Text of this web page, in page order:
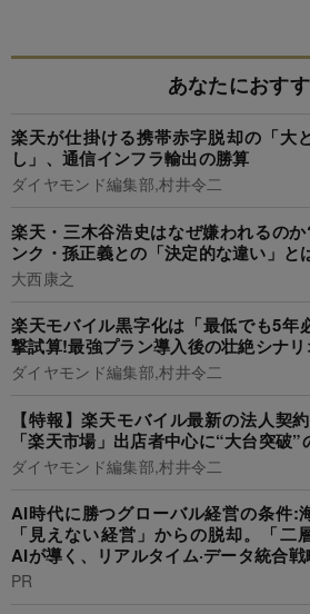
あなたにおす
楽天が仕掛ける携帯赤字脱却の「大
し」、通信インフラ輸出の勝算
ダイヤモンド編集部,村井令二
楽天・三木谷浩史はなぜ嫌われるの
ンク・孫正義との「決定的な違い」と
大西康之
楽天モバイル黒字化は「最低でも5年
撃試算!最強プラン導入後の壮絶シナリ
ダイヤモンド編集部,村井令二
【特報】楽天モバイル最新の法人契
「楽天市場」出店者中心に“大台突破”
ダイヤモンド編集部,村井令二
AI時代に勝つグローバル経営の条件:
「見えない経営」からの脱却。「二
AIが導く、リアルタイム·データ統合
PR